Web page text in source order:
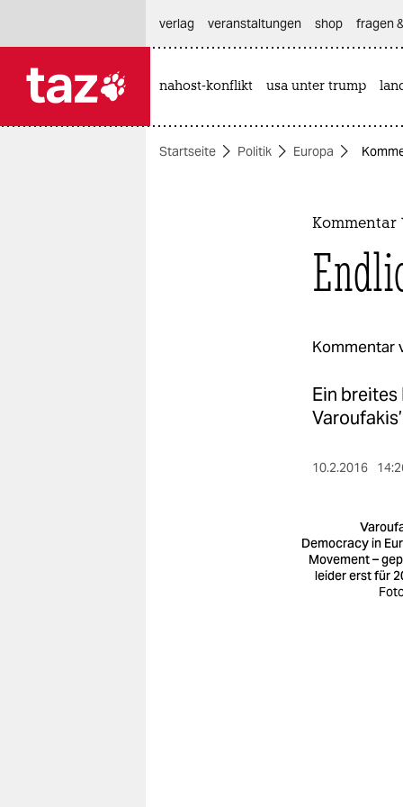
themen
verlag
veranstaltungen shop fragen
nahost-konflikt usa unter trump
Startseite Politik Europa
Kommentar
Kommentar
Ein breites
10.2.2016
Democracy in
Movement –
leider erst für